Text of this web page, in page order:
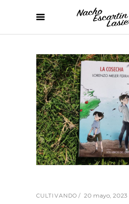
CULTIVANDO 20 mayo, 2023